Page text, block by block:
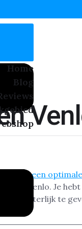
Home
Blog
in Venlo. Je
uiterlijk te